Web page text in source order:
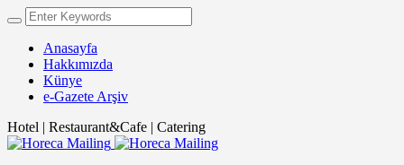
Anasayfa
Hakkımızda
Künye
e-Gazete Arşiv
Hotel | Restaurant&Cafe | Catering